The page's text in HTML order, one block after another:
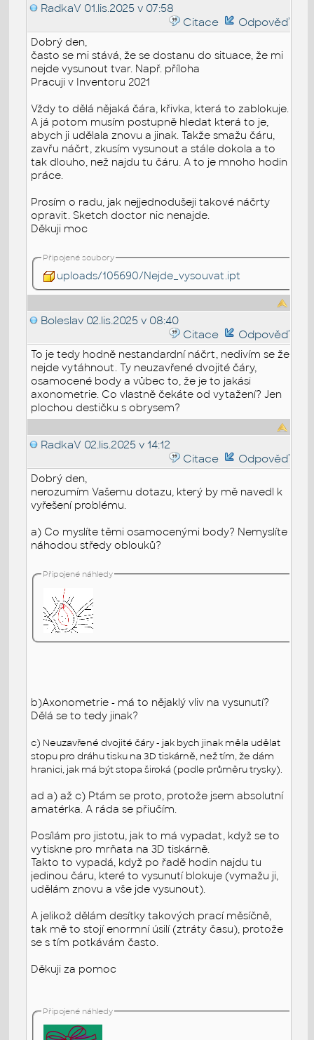
RadkaV 01.lis.2025 v 07:58
Citace
Odpověď
Dobrý den,
často se mi stává, že se dostanu do situace, že mi
nejde vysunout tvar. Např. příloha
Pracuji v Inventoru 2021
Vždy to dělá nějaká čára, křivka, která to zablokuje.
A já potom musím postupně hledat která to je,
abych ji udělala znovu a jinak. Takže smažu čáru,
zavřu náčrt, zkusím vysunout a stále dokola a to
tak dlouho, než najdu tu čáru. A to je mnoho hodin
práce.
Prosím o radu, jak nejjednodušeji takové náčrty
opravit. Sketch doctor nic nenajde.
Děkuji moc
Připojené soubory
uploads/105690/Nejde_vysouvat.ipt
Boleslav 02.lis.2025 v 08:40
Citace
Odpověď
To je tedy hodně nestandardní náčrt, nedivím se že
nejde vytáhnout. Ty neuzavřené dvojité čáry,
osamocené body a vůbec to, že je to jakási
axonometrie. Co vlastně čekáte od vytažení? Jen
plochou destičku s obrysem?
RadkaV 02.lis.2025 v 14:12
Citace
Odpověď
Dobrý den,
nerozumím Vašemu dotazu, který by mě navedl k
vyřešení problému.
a) Co myslíte těmi osamocenými body? Nemyslíte
náhodou středy oblouků?
Připojené náhledy
b)Axonometrie - má to nějaklý vliv na vysunutí?
Dělá se to tedy jinak?
c) Neuzavřené dvojité čáry - jak bych jinak měla udělat
stopu pro dráhu tisku na 3D tiskárně, než tím, že dám
hranici, jak má být stopa široká (podle průměru trysky).
ad a) až c) Ptám se proto, protože jsem absolutní
amatérka. A ráda se přiučím.
Posílám pro jistotu, jak to má vypadat, když se to
vytiskne pro mrňata na 3D tiskárně.
Takto to vypadá, když po řadě hodin najdu tu
jedinou čáru, které to vysunutí blokuje (vymažu ji,
udělám znovu a vše jde vysunout).
A jelikož dělám desítky takových prací měsíčně,
tak mě to stojí enormní úsilí (ztráty času), protože
se s tím potkávám často.
Děkuji za pomoc
Připojené náhledy